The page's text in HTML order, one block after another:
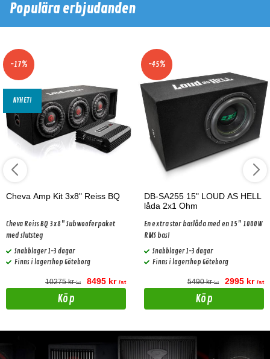
Populära erbjudanden
-17%
NYHET!
Cheva Amp Kit 3x8" Reiss BQ
Cheva Reiss BQ 3x8" Subwooferpaket
med slutsteg
Snabblager 1-3 dagar
Finns i lagershop Göteborg
10275 kr/st 8495 kr /st
Köp
-45%
DB-SA255 15" LOUD AS HELL
låda 2x1 Ohm
En extra stor baslåda med en 15" 1000W
RMS bas!
Snabblager 1-3 dagar
Finns i lagershop Göteborg
5490 kr/st 2995 kr /st
Köp